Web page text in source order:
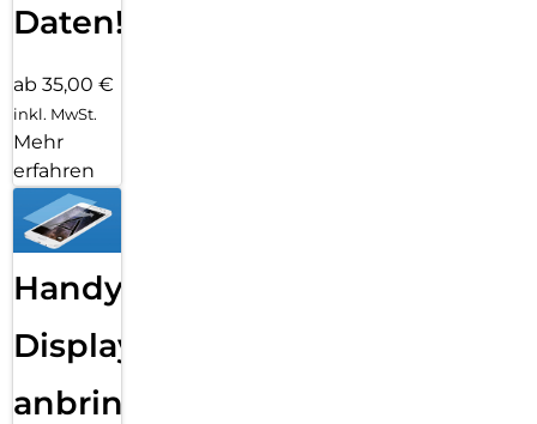
Daten!
ab 35,00 €
inkl. MwSt.
Mehr
erfahren
Handy
Displayfolie
anbringen